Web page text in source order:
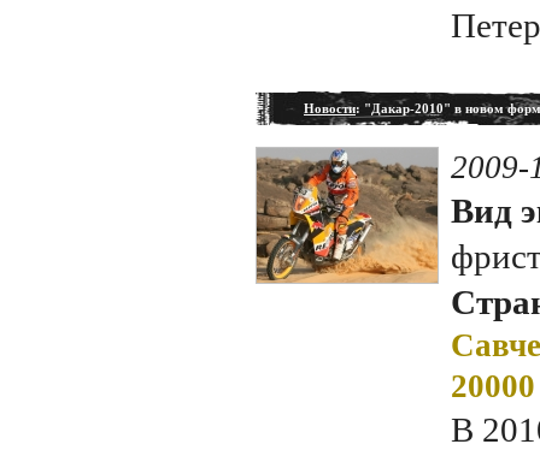
Новости: "Дакар-2010" в новом
2009-
Вид
20000
В